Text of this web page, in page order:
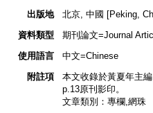
出版地
北京, 中國 [Peking,
資料類型
期刊論文=Journal
使用語言
中文=Chinese
附註項
本文收錄於黃夏年主
p.13原刊影印。
文章類別：專欄,網珠